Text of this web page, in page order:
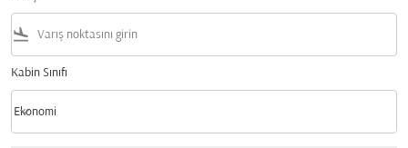
flight_land
Kabin Sınıfı
Kabin Sınıfı option Ekonomi Selected
Ekonomi
keyboard_arrow_down